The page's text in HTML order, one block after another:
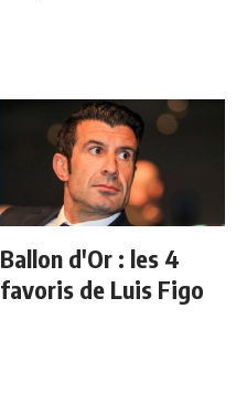
Ballon d'Or : les 4
favoris de Luis Figo